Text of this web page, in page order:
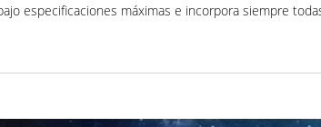
especificaciones máximas e incorpora siempre